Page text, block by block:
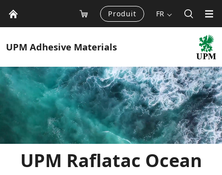
Produit FR
UPM Adhesive Materials
UPM Raflatac Ocean